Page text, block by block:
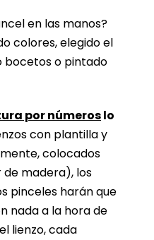
en las manos?
colores, elegido el
bocetos o pintado
por númeroslo
con plantilla y
colocados
madera), los
pinceles harán que
nada a la hora de
lienzo, cada